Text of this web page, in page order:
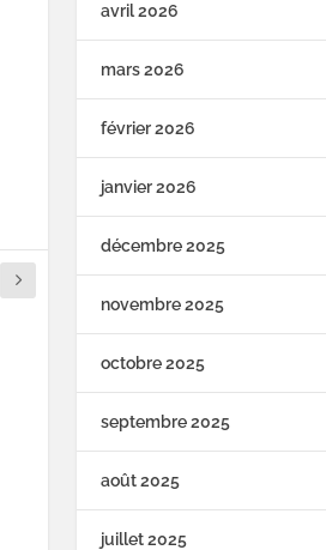
avril 2026
mars 2026
février 2026
janvier 2026
décembre 2025
novembre 2025
octobre 2025
septembre 2025
août 2025
juillet 2025